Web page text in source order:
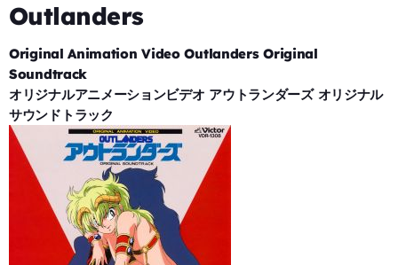
Outlanders
Original Animation Video Outlanders Original
Soundtrack
オリジナルアニメーションビデオ アウトランダーズ オリジナル
サウンドトラック